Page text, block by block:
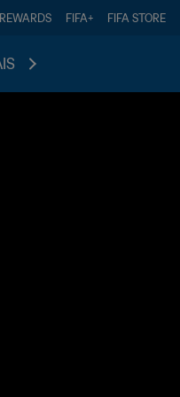
FIFA+ FIFA STORE